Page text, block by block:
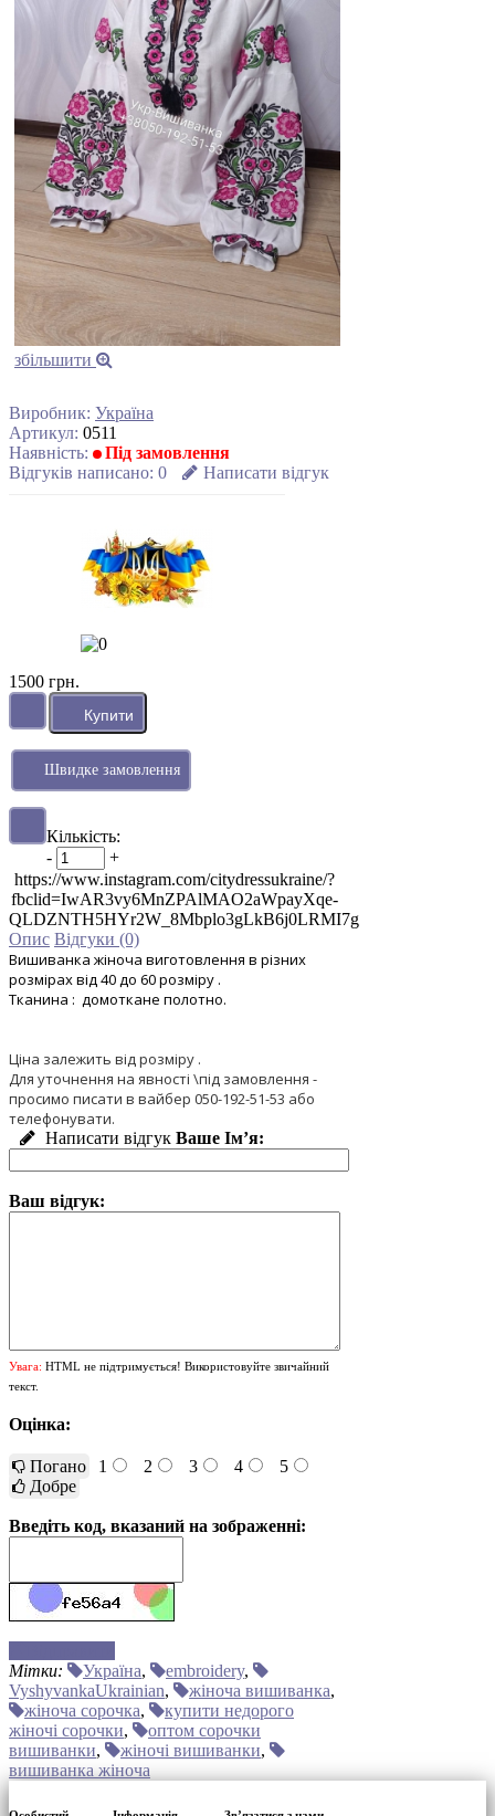
збільшити
Виробник: Україна
Артикул: 0511
Наявність:
Під замовлення
Відгуків написано: 0 Написати відгук
1500 грн.
Швидке замовлення
Кількість:
-
+
https://www.instagram.com/citydressukraine/?
fbclid=IwAR3vy6MnZPAlMAO2aWpayXqe-
QLDZNTH5HYr2W_8Mbplo3gLkB6j0LRMI7g
Опис Відгуки (0)
Вишиванка жіноча виготовлення в різних
розмірах від 40 до 60 розміру .
Тканина : домоткане полотно.
Ціна залежить від розміру .
Для уточнення на явності \під замовлення -
просимо писати в вайбер 050-192-51-53 або
телефонувати.
Написати відгук Ваше Ім’я:
Ваш відгук:
Увага: HTML не підтримується! Використовуйте звичайний
текст.
Оцінка:
Погано 1 2 3 4
5
Добре
Введіть код, вказаний на зображенні:
Мітки:
Україна, embroidery,
VyshyvankaUkrainian, жіноча вишиванка,
жіноча сорочка,
купити недорого
жіночі сорочки,
оптом сорочки
вишиванки, жіночі вишиванки,
вишиванка жіноча